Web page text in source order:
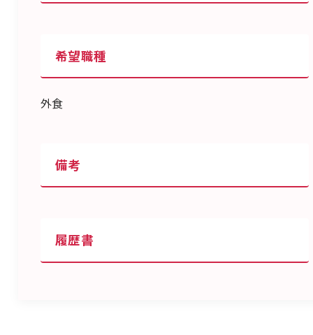
希望職種
外食
備考
履歴書